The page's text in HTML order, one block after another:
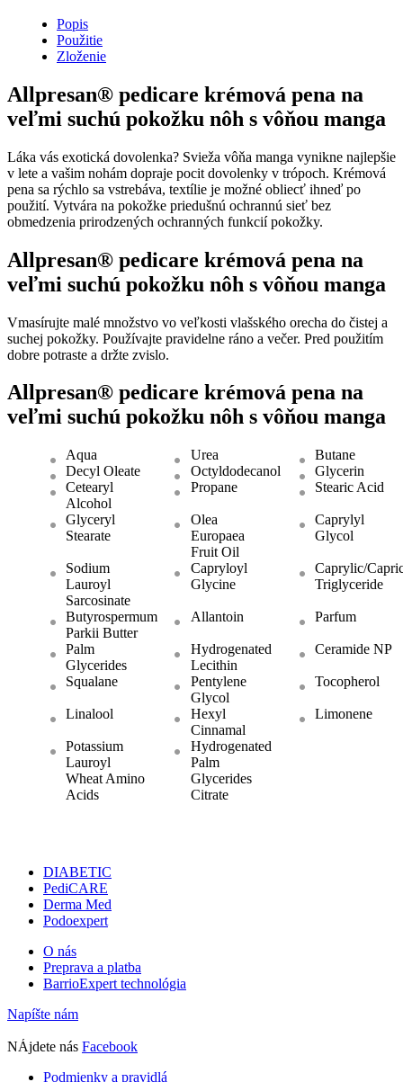
Popis
Použitie
Zloženie
Allpresan® pedicare krémová pena na
veľmi suchú pokožku nôh s vôňou manga
Láka vás exotická dovolenka? Svieža vôňa manga vynikne najlepšie
v lete a vašim nohám dopraje pocit dovolenky v trópoch. Krémová
pena sa rýchlo sa vstrebáva, textílie je možné obliecť ihneď po
použití. Vytvára na pokožke priedušnú ochrannú sieť bez
obmedzenia prirodzených ochranných funkcií pokožky.
Allpresan® pedicare krémová pena na
veľmi suchú pokožku nôh s vôňou manga
Vmasírujte malé množstvo vo veľkosti vlašského orecha do čistej a
suchej pokožky. Používajte pravidelne ráno a večer. Pred použitím
dobre potraste a držte zvislo.
Allpresan® pedicare krémová pena na
veľmi suchú pokožku nôh s vôňou manga
Aqua Urea
Butane
Decyl Oleate
Octyldodecanol
Glycerin
Cetearyl
Alcohol
Propane Stearic Acid
Glyceryl
Stearate
Olea
Europaea
Fruit Oil
Caprylyl
Glycol
Sodium
Lauroyl
Sarcosinate
Capryloyl
Glycine
Caprylic/
Triglyceride
Butyrospermum
Parkii Butter
Allantoin Parfum
Palm
Glycerides
Hydrogenated
Lecithin
Ceramide NP
Squalane
Pentylene
Glycol
Tocopherol
Linalool
Hexyl
Cinnamal
Limonene
Potassium
Lauroyl
Wheat Amino
Acids
Hydrogenated
Palm
Glycerides
Citrate
DIABETIC
PediCARE
Derma Med
Podoexpert
O nás
Preprava a platba
BarrioExpert technológia
Napíšte nám
NÁjdete nás Facebook
Podmienky a pravidlá